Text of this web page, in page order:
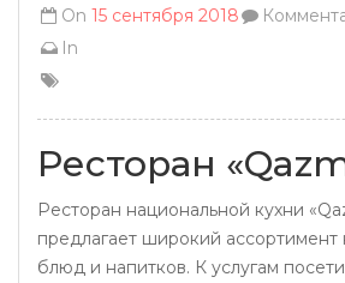
On 15 сентября 2018
In
Ресторан
Ресторан национальной кухни
предлагает широкий ассортимент
блюд и напитков. К услугам